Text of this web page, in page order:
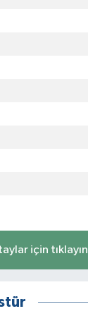
için tıklayın